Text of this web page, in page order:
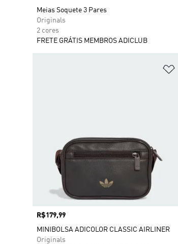
Meias Soquete 3 Pares
Originals
2 cores
FRETE GRÁTIS MEMBROS ADICLUB
Preço
R$179,99
MINIBOLSA ADICOLOR CLASSIC AIRLINER
Originals